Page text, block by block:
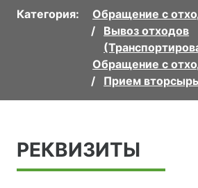
Категория:
Обращение с
Вывоз отходов
Обращение с
Прием
РЕКВИЗИТЫ